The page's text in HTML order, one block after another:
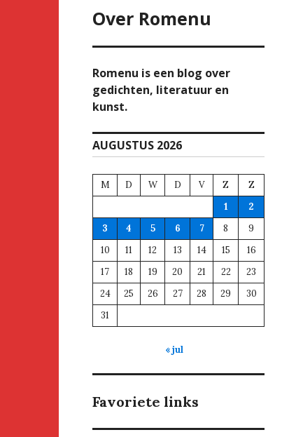
Over Romenu
Romenu is een blog over
gedichten, literatuur en
kunst.
AUGUSTUS 2026
M D W D V Z
Z
1
2
3
4 5 6 7 8
9
10
11 12 13 14 15
16
17
18 19 20 21 22
23
24
25 26 27 28 29
30
31
« jul
Favoriete links